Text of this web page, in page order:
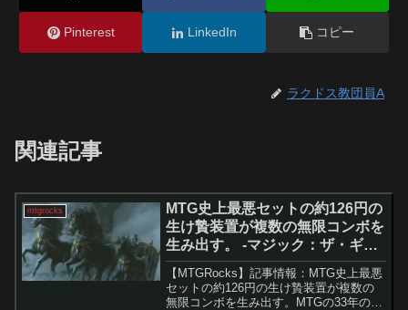
Pinterest LinkedIn コピー
ラクドス教団員A
関連記事
mtgrocks
MTG史上最悪セットの約126円の
生け贄装置が複数の無限コンボを
生み出す。 -マジック：ザ・ギャ
ザリング
【MTGRocks】記事情報：MTG史上最悪
セットの約126円の生け贄装置が複数の
無限コンボを生み出す。MTGの33年の歴